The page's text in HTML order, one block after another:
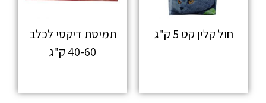
חול קלין קט 5 ק"ג
תמיסת דיקסי לכלב
40-60 ק"ג